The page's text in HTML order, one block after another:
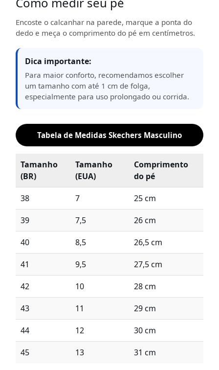
Encoste o calcanhar na parede, marque a ponta do
dedo e meça o comprimento do pé em centímetros.
Dica importante:
Para maior conforto, recomendamos escolher
um tamanho com até 1 cm de folga,
especialmente para uso prolongado ou corrida.
Tabela de Medidas Skechers Masculino
Tamanho
(BR)
Tamanho
(EUA)
Comprimento
do pé
38 7 25 cm
39 7,5 26 cm
40 8,5 26,5 cm
41 9,5 27,5 cm
42 10 28 cm
43 11 29 cm
44 12 30 cm
45 13 31 cm